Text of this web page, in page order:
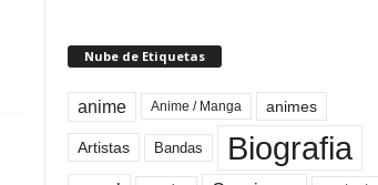
Nube de Etiquetas
anime Anime / Manga animes
Artistas Bandas Biografia